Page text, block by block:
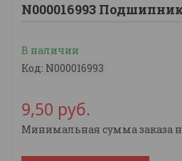
N000016993
В наличии
Код: N000016993
9,50 руб.
Минимальная сумма заказа